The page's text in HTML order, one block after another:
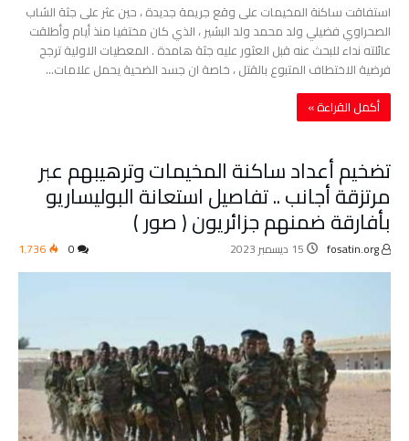
استفاقت ساكنة المخيمات على وقع جريمة جديدة ، حين عثر على جثة الشاب
الصحراوي فضيلي ولد محمد ولد البشير ، الذي كان مختفيا منذ أيام وأطلقت
عائلته نداء للبحث عنه قبل العثور عليه جثة هامدة . المعطيات الاولية ترجح
فرضية الاختطاف المتبوع بالقتل ، خاصة ان جسد الضحية يحمل علامات…
‫أكمل القراءة »‬
تضخيم أعداد ساكنة المخيمات وترهيبهم عبر
مرتزقة أجانب .. تفاصيل استعانة البوليساريو
بأفارقة ضمنهم جزائريون ( صور )
15 ديسمبر 2023 1٬736